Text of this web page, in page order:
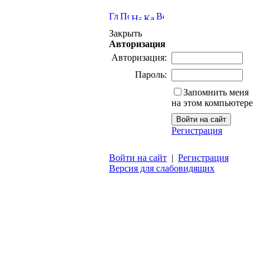
Закрыть
Авторизация
Авторизация:
Пароль:
Запомнить меня
на этом компьютере
Регистрация
Войти на сайт | Регистрация
Версия для слабовидящих